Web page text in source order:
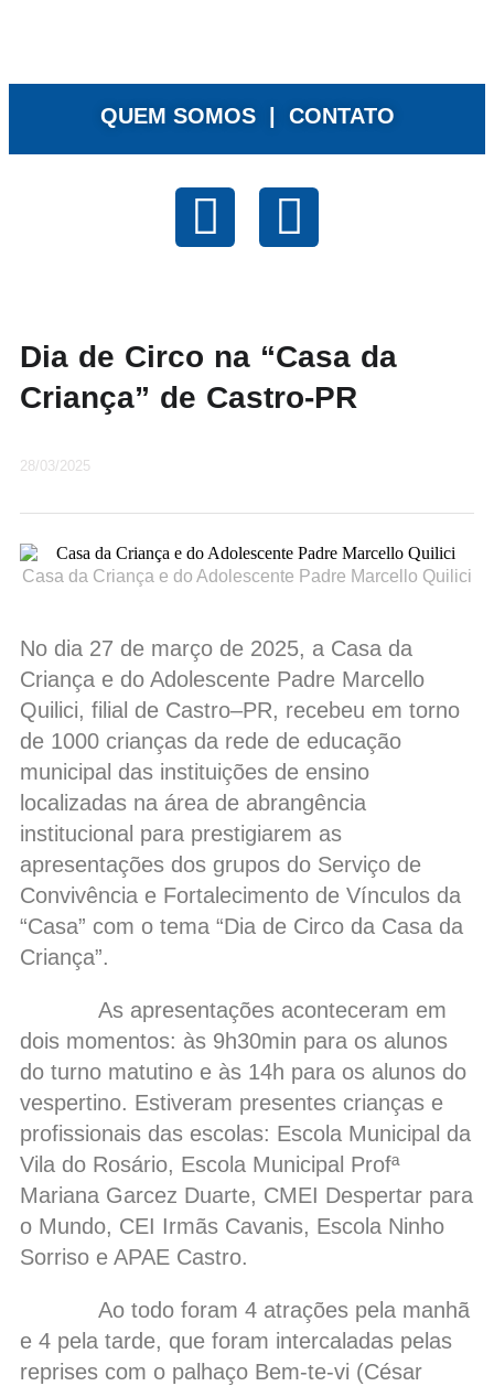
QUEM SOMOS | CONTATO
Dia de Circo na “Casa da
Criança” de Castro-PR
28/03/2025
Casa da Criança e do Adolescente Padre Marcello Quilici
No dia 27 de março de 2025, a Casa da
Criança e do Adolescente Padre Marcello
Quilici, filial de Castro–PR, recebeu em torno
de 1000 crianças da rede de educação
municipal das instituições de ensino
localizadas na área de abrangência
institucional para prestigiarem as
apresentações dos grupos do Serviço de
Convivência e Fortalecimento de Vínculos da
“Casa” com o tema “Dia de Circo da Casa da
Criança”.
As apresentações aconteceram em
dois momentos: às 9h30min para os alunos
do turno matutino e às 14h para os alunos do
vespertino. Estiveram presentes crianças e
profissionais das escolas: Escola Municipal da
Vila do Rosário, Escola Municipal Profª
Mariana Garcez Duarte, CMEI Despertar para
o Mundo, CEI Irmãs Cavanis, Escola Ninho
Sorriso e APAE Castro.
Ao todo foram 4 atrações pela manhã
e 4 pela tarde, que foram intercaladas pelas
reprises com o palhaço Bem-te-vi (César